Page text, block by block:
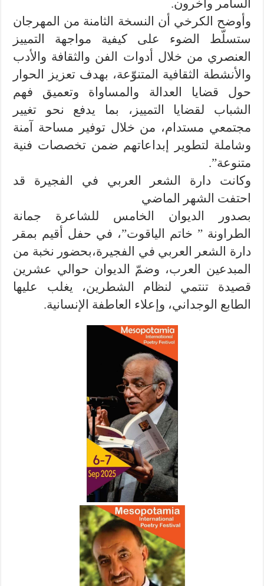
السامر وآخرون.
وأوضح الكرخي أن النسخة الثامنة من المهرجان
ستسلّط الضوء على كيفية مواجهة التمييز
العنصري من خلال أدوات الفن والثقافة والأدب
والأنشطة الثقافية المتنوّعة، بهدف تعزيز الحوار
حول قضايا العدالة والمساواة وتعميق فهم
الشباب لقضايا التمييز، بما يدفع نحو تغيير
مجتمعي مستدام، من خلال توفير مساحة آمنة
وشاملة لتطوير إبداعاتهم ضمن تخصصات فنية
متنوعة”.
وكانت دارة الشعر العربي في الفجيرة قد
احتفت الشهر الماضي
بصدور الديوان الخامس للشاعرة جمانة
الطراونة ” خاتم الياقوت”، في حفل أقيم بمقر
دارة الشعر العربي في الفجيرة،بحضور نخبة من
المبدعين العرب، وضمّ الديوان حوالي عشرين
قصيدة تنتمي لنظام الشطرين، يغلب عليها
الطابع الوجداني، وإعلاء العاطفة الإنسانية.